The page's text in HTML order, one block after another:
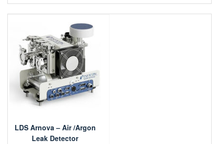
LDS Arnova – Air /Argon
Leak Detector